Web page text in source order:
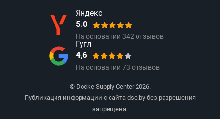
Яндекс
5.0
На основании 342отзывов
Гугл
4,6
На основании 73 отзывов
© Docke Supply Center 2026.
Публикация информации с сайта dsc.by без разрешения
запрещена.